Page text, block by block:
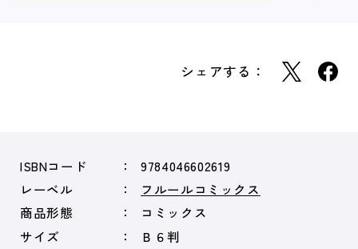
シェアする：
ISBNコード
9784046602619
レーベル
フルールコミックス
商品形態
コミックス
サイズ
Ｂ６判